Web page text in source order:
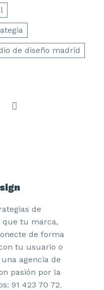
de diseño madrid
de
que tu marca,
de forma
tu usuario o
agencia de
pasión por la
91 423 70 72.